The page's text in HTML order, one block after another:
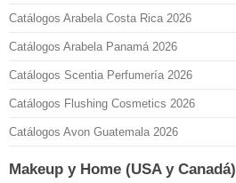
Catálogos Arabela Costa Rica 2026
Catálogos Arabela Panamá 2026
Catálogos Scentia Perfumería 2026
Catálogos Flushing Cosmetics 2026
Catálogos Avon Guatemala 2026
Makeup y Home (USA y Canadá)